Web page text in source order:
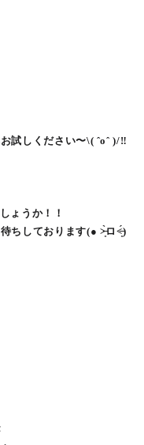
試しください〜\( ˆoˆ )/‼︎
ょうか！！
ちしております(● ˃̶͈̀ロ˂̶͈́)